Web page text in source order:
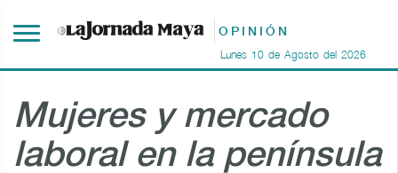
OPINIÓN
Lunes 10 de Agosto del 2026
Mujeres y mercado
laboral en la península